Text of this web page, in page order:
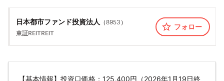
日本都市ファンド投資法人 （8953 ）
東証REITREIT
フォロー
【基本情報】投資口価格：125,400円（2026年1月19日終